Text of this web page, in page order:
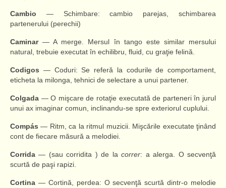
Cambio — Schimbare: cambio parejas, schimbarea
partenerului (perechii)
Caminar— A merge. Mersul în tango este similar mersului
natural, trebuie executat în echilibru, fluid, cu graţie felină.
Codigos — Coduri: Se referă la codurile de comportament,
eticheta la milonga, tehnici de selectare a unui partener.
Colgada — O mişcare de rotaţie executată de parteneri în jurul
unui ax imaginar comun, inclinandu-se spre exteriorul cuplului.
Compás — Ritm, ca la ritmul muzicii. Mişcările executate ţinând
cont de fiecare măsură a melodiei.
Corrida — (sau corridita ) de lacorrer: a alerga. O secvenţă
scurtă de paşi rapizi.
Cortina — Cortină, perdea: O secvenţă scurtă dintr-o melodie